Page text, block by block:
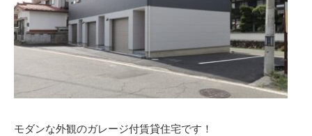
モダンな外観のガレージ付賃貸住宅です！